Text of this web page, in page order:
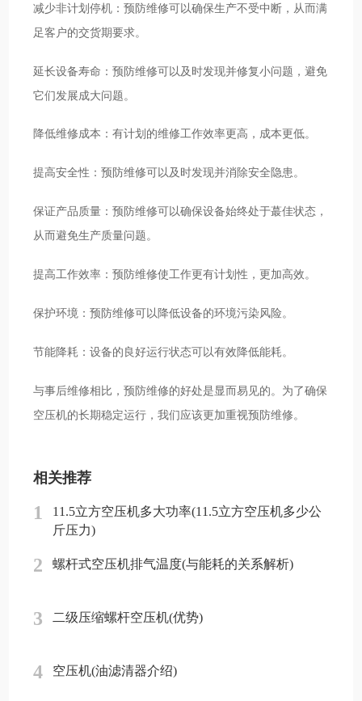
减少非计划停机：预防维修可以确保生产不受中断，从而满
足客户的交货期要求。
延长设备寿命：预防维修可以及时发现并修复小问题，避免
它们发展成大问题。
降低维修成本：有计划的维修工作效率更高，成本更低。
提高安全性：预防维修可以及时发现并消除安全隐患。
保证产品质量：预防维修可以确保设备始终处于蕞佳状态，
从而避免生产质量问题。
提高工作效率：预防维修使工作更有计划性，更加高效。
保护环境：预防维修可以降低设备的环境污染风险。
节能降耗：设备的良好运行状态可以有效降低能耗。
与事后维修相比，预防维修的好处是显而易见的。为了确保
空压机的长期稳定运行，我们应该更加重视预防维修。
相关推荐
1
11.5立方空压机多大功率(11.5立方空压机多少公
斤压力)
2 螺杆式空压机排气温度(与能耗的关系解析)
3 二级压缩螺杆空压机(优势)
4 空压机(油滤清器介绍)